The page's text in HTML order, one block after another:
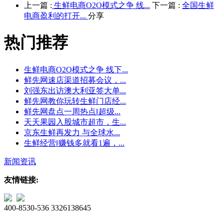
上一篇 : 生鲜电商O2O模式之争 线... 下一篇 : 全国生鲜
电商盈利的打开... 分享
热门推荐
生鲜电商O2O模式之争 线下...
鲜先网速店渠道招募会议，...
刘强东出访澳大利亚签大单...
鲜先网教你玩转生鲜门店经...
鲜先网盘点一周热点‖超级...
天天果园入股城市超市，生...
京东生鲜再发力 与全球水...
生鲜经营‖赚钱多就看1遍，...
新闻资讯
友情链接:
400-8530-536 3326138645